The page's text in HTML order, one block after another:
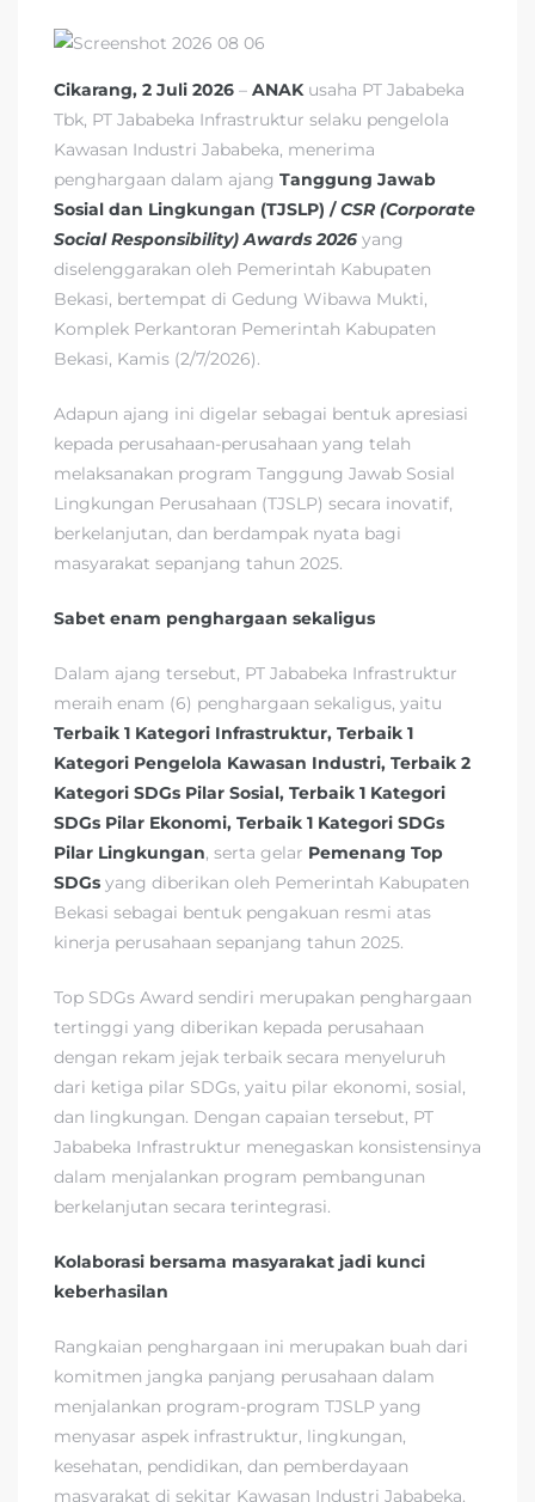
Cikarang, 2 Juli 2026 – ANAKusaha PT Jababeka
Tbk, PT Jababeka Infrastruktur selaku pengelola
Kawasan Industri Jababeka, menerima
penghargaan dalam ajang Tanggung Jawab
Sosial dan Lingkungan (TJSLP) /CSR (Corporate
Social Responsibility)Awards 2026 yang
diselenggarakan oleh Pemerintah Kabupaten
Bekasi, bertempat di Gedung Wibawa Mukti,
Komplek Perkantoran Pemerintah Kabupaten
Bekasi, Kamis (2/7/2026).
Adapun ajang ini digelar sebagai bentuk apresiasi
kepada perusahaan-perusahaan yang telah
melaksanakan program Tanggung Jawab Sosial
Lingkungan Perusahaan (TJSLP) secara inovatif,
berkelanjutan, dan berdampak nyata bagi
masyarakat sepanjang tahun 2025.
Sabet enam penghargaan sekaligus
Dalam ajang tersebut, PT Jababeka Infrastruktur
meraih enam (6) penghargaan sekaligus, yaitu
Terbaik 1 Kategori Infrastruktur, Terbaik 1
Kategori Pengelola Kawasan Industri, Terbaik 2
Kategori SDGs Pilar Sosial, Terbaik 1 Kategori
SDGs Pilar Ekonomi, Terbaik 1 Kategori SDGs
Pilar Lingkungan, serta gelar Pemenang Top
SDGs yang diberikan oleh Pemerintah Kabupaten
Bekasi sebagai bentuk pengakuan resmi atas
kinerja perusahaan sepanjang tahun 2025.
Top SDGs Award sendiri merupakan penghargaan
tertinggi yang diberikan kepada perusahaan
dengan rekam jejak terbaik secara menyeluruh
dari ketiga pilar SDGs, yaitu pilar ekonomi, sosial,
dan lingkungan. Dengan capaian tersebut, PT
Jababeka Infrastruktur menegaskan konsistensinya
dalam menjalankan program pembangunan
berkelanjutan secara terintegrasi.
Kolaborasi bersama masyarakat jadi kunci
keberhasilan
Rangkaian penghargaan ini merupakan buah dari
komitmen jangka panjang perusahaan dalam
menjalankan program-program TJSLP yang
menyasar aspek infrastruktur, lingkungan,
kesehatan, pendidikan, dan pemberdayaan
masyarakat di sekitar Kawasan Industri Jababeka.